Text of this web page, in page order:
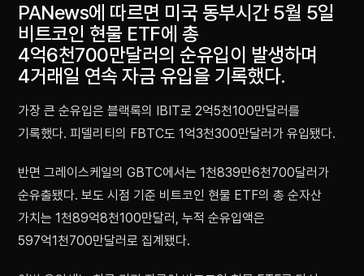
PANews에 따르면 미국 동부시간 5월 5일
비트코인 현물 ETF에 총
4억6천700만달러의 순유입이 발생하며
4거래일 연속 자금 유입을 기록했다.
가장 큰 순유입은 블랙록의 IBIT로 2억5천100만달러를
기록했다. 피델리티의 FBTC도 1억3천300만달러가 유입됐다.
반면 그레이스케일의 GBTC에서는 1천839만6천700달러가
순유출됐다. 보도 시점 기준 비트코인 현물 ETF의 총 순자산
가치는 1천89억8천100만달러, 누적 순유입액은
597억1천700만달러로 집계됐다.